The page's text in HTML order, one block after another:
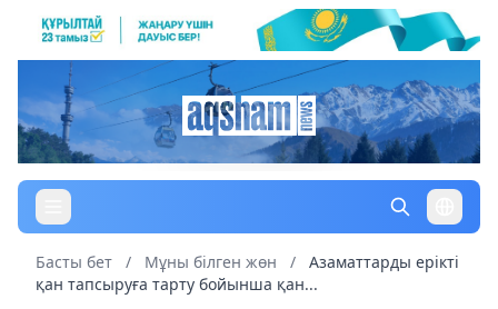
Басты бет / Мұны білген жөн /
Азаматтарды ерікті
қан тапсыруға тарту бойынша қан...